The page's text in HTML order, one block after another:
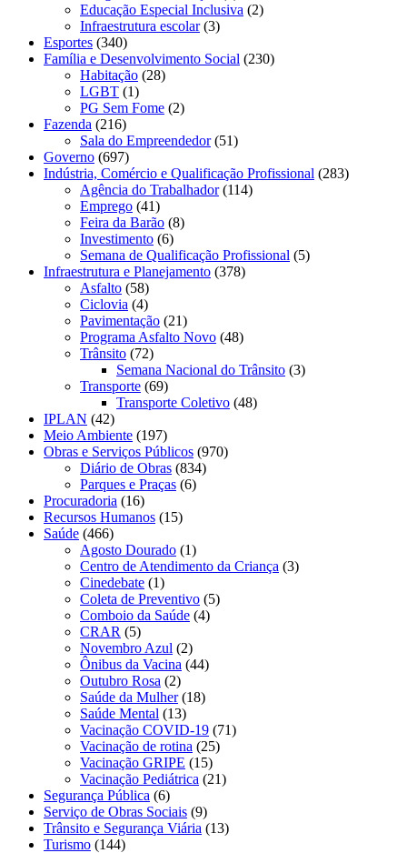
Educação Especial Inclusiva (2)
Infraestrutura escolar(3)
Esportes (340)
Família e Desenvolvimento Social (230)
Habitação (28)
LGBT (1)
PG Sem Fome (2)
Fazenda (216)
Sala do Empreendedor(51)
Governo (697)
Indústria, Comércio e Qualificação Profissional (283)
Agência do Trabalhador(114)
Emprego (41)
Feira da Barão (8)
Investimento (6)
Semana de Qualificação Profissional (5)
Infraestrutura e Planejamento (378)
Asfalto (58)
Ciclovia (4)
Pavimentação (21)
Programa Asfalto Novo (48)
Trânsito (72)
Semana Nacional do Trânsito (3)
Transporte (69)
Transporte Coletivo (48)
IPLAN (42)
Meio Ambiente (197)
Obras e Serviços Públicos (970)
Diário de Obras (834)
Parques e Praças (6)
Procuradoria (16)
Recursos Humanos (15)
Saúde (466)
Agosto Dourado (1)
Centro de Atendimento da Criança (3)
Cinedebate (1)
Coleta de Preventivo (5)
Comboio da Saúde (4)
CRAR (5)
Novembro Azul (2)
Ônibus da Vacina (44)
Outubro Rosa (2)
Saúde da Mulher(18)
Saúde Mental (13)
Vacinação COVID-19 (71)
Vacinação de rotina (25)
Vacinação GRIPE (15)
Vacinação Pediátrica (21)
Segurança Pública (6)
Serviço de Obras Sociais (9)
Trânsito e Segurança Viária (13)
Turismo (144)